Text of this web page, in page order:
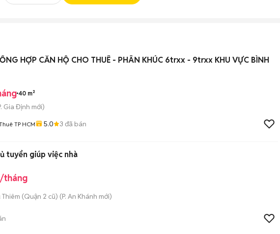
HỢP CĂN HỘ CHO THUÊ - PHÂN KHÚC 6trxx - 9trxx KHU VỰC BÌNH
40 m²
Gia Định mới)
Căn Hộ Cho Thuê TP HCM 5.0 3 đã bán
tuyển giúp việc nhà
tháng
(Quận 2 cũ) (P. An Khánh mới)